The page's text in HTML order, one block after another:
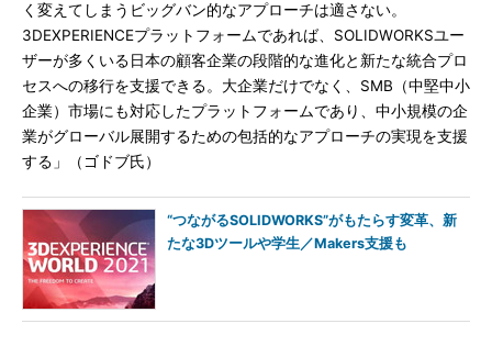
く変えてしまうビッグバン的なアプローチは適さない。
3DEXPERIENCEプラットフォームであれば、SOLIDWORKSユー
ザーが多くいる日本の顧客企業の段階的な進化と新たな統合プロ
セスへの移行を支援できる。大企業だけでなく、SMB（中堅中小
企業）市場にも対応したプラットフォームであり、中小規模の企
業がグローバル展開するための包括的なアプローチの実現を支援
する」（ゴドブ氏）
“つながるSOLIDWORKS”がもたらす変革、新
たな3Dツールや学生／Makers支援も